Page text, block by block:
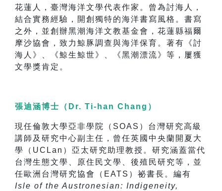
花蓮人，臺灣海洋文學代表作家。曾為討海人，
結合實務經驗，開創獨特的海洋書寫風格。書寫
之外，並創辦黑潮海洋文教基金會，花蓮縣福爾
摩沙協會，致力鯨豚調查與海洋保育。著有《討
海人》、《鯨生鯨世》、《黑潮漂流》等，屢獲
文學獎肯定。
張迪涵博士（Dr. Ti-han Chang）
現任倫敦大學亞非學院（SOAS）台灣研究高級
講師及研究中心副主任，曾任英國中央蘭開夏大
學（UCLan）亞太研究助理教授。研究涵蓋當代
台灣生態文學、原住民文學、後殖民研究等，並
任歐洲台灣研究協會（EATS）祕書長。編有
Isle of the Austronesian: Indigeneity,